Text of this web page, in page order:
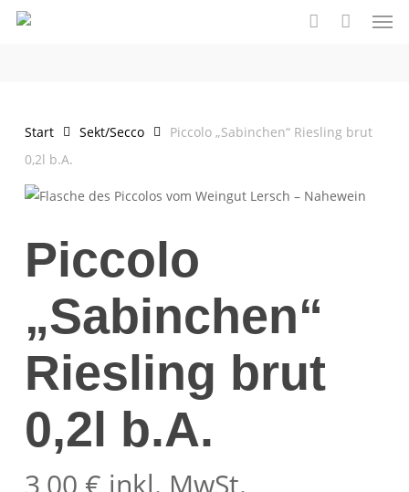
Skip
Start Sekt/Secco
Piccolo „Sabinchen“ Riesling brut
0,2l b.A.
Piccolo
„Sabinchen“
Riesling brut
0,2l b.A.
3,00 € inkl. MwSt.